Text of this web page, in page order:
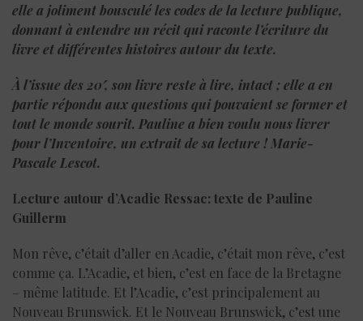
elle a joliment bousculé les codes de la lecture publique,
donnant à entendre un récit qui raconte l’écriture du
livre et différentes histoires autour du texte.
À l’issue des 20′, son livre reste à lire, intact ; elle a en
partie répondu aux questions qui pouvaient se former et
tout le monde sourit. Pauline a bien voulu nous livrer
pour l’Inventoire, un extrait de sa lecture ! Marie-
Pascale Lescot.
Lecture autour d’Acadie Ressac: texte de Pauline
Guillerm
Mon rêve, c’était d’aller en Acadie, c’était mon rêve, c’est
comme ça. L’Acadie, et bien, c’est en face de la Bretagne
– même latitude. Et l’Acadie, c’est principalement au
Nouveau Brunswick. Et le Nouveau Brunswick, c’est une